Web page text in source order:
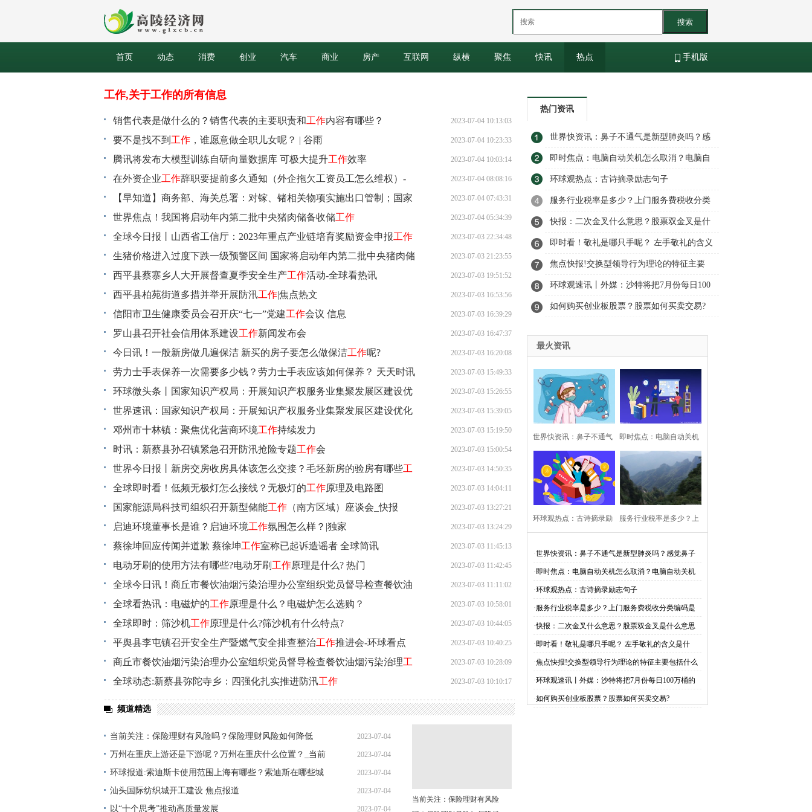
搜索
首页 动态 消费 创业 汽车 商业 房产 互联网 纵横 聚焦 快讯 热点 手机版
工作,关于工作的所有信息
销售代表是做什么的？销售代表的主要职责和工作内容有哪些？ 2023-07-04 10:13:03
要不是找不到 工作 ，谁愿意做全职儿女呢？ | 谷雨 2023-07-04 10:23:33
腾讯将发布大模型训练自研向量数据库 可极大提升工作效率 2023-07-04 10:03:14
在外资企业工作辞职要提前多久通知（外企拖欠工资员工怎么维权）-
天天百事通
2023-07-04 08:08:16
【早知道】商务部、海关总署：对镓、锗相关物项实施出口管制；国家
将启动年内第二批中央猪肉储备收储工作
2023-07-04 07:43:31
世界焦点！我国将启动年内第二批中央猪肉储备收储工作 2023-07-04 05:34:39
全球今日报丨山西省工信厅：2023年重点产业链培育奖励资金申报工作
进行中
2023-07-03 22:34:48
生猪价格进入过度下跌一级预警区间 国家将启动年内第二批中央猪肉储
备收储工作时快讯
2023-07-03 21:23:55
​西平县蔡寨乡人大开展督查夏季安全生产工作活动-全球看热讯 2023-07-03 19:51:52
​西平县柏苑街道多措并举开展防汛工作|焦点热文 2023-07-03 16:53:56
信阳市卫生健康委员会召开庆“七一”党建工作会议 信息 2023-07-03 16:39:29
​罗山县召开社会信用体系建设工作新闻发布会 2023-07-03 16:47:37
今日讯！一般新房做几遍保洁 新买的房子要怎么做保洁工作呢? 2023-07-03 16:20:08
劳力士手表保养一次需要多少钱？劳力士手表应该如何保养？ 天天时讯 2023-07-03 15:49:33
环球微头条丨国家知识产权局：开展知识产权服务业集聚发展区建设优
化升级工作
2023-07-03 15:26:55
世界速讯：国家知识产权局：开展知识产权服务业集聚发展区建设优化
升级工作
2023-07-03 15:39:05
邓州市十林镇：聚焦优化营商环境工作持续发力 2023-07-03 15:19:50
时讯：新蔡县孙召镇紧急召开防汛抢险专题工作会 2023-07-03 15:00:54
世界今日报丨新房交房收房具体该怎么交接？毛坯新房的验房有哪些工
作？
2023-07-03 14:50:35
全球即时看！低频无极灯怎么接线？无极灯的工作原理及电路图 2023-07-03 14:04:11
国家能源局科技司组织召开新型储能工作 （南方区域）座谈会_快报 2023-07-03 13:27:21
启迪环境董事长是谁？启迪环境工作氛围怎么样？|独家 2023-07-03 13:24:29
蔡徐坤回应传闻并道歉 蔡徐坤工作室称已起诉造谣者 全球简讯 2023-07-03 11:45:13
电动牙刷的使用方法有哪些?电动牙刷 工作原理是什么? 热门 2023-07-03 11:42:45
全球今日讯！商丘市餐饮油烟污染治理办公室组织党员督导检查餐饮油
烟污染治理 工作
2023-07-03 11:11:02
全球看热讯：电磁炉的工作原理是什么？电磁炉怎么选购？ 2023-07-03 10:58:01
全球即时：筛沙机工作原理是什么?筛沙机有什么特点? 2023-07-03 10:44:05
平舆县李屯镇召开安全生产暨燃气安全排查整治工作推进会-环球看点 2023-07-03 10:40:25
商丘市餐饮油烟污染治理办公室组织党员督导检查餐饮油烟污染治理工
作|重点聚焦
2023-07-03 10:28:09
全球动态:新蔡县弥陀寺乡：四强化扎实推进防汛工作 2023-07-03 10:10:17
频道精选
当前关注：保险理财有风险吗？保险理财风险如何降低 2023-07-04
10:34:40
万州在重庆上游还是下游呢？万州在重庆什么位置？_当前
快报
2023-07-04
10:40:10
环球报道:索迪斯卡使用范围上海有哪些？索迪斯在哪些城
市可以用？
2023-07-04
10:43:42
汕头国际纺织城开工建设 焦点报道 2023-07-04
10:31:09
以“十个思考”推动高质量发展 2023-07-04
当前关注：保险理财有风险
热门资讯
世界快资讯：鼻子不通气是新型肺炎吗？感
觉鼻子不通气呼吸困难怎么办？
即时焦点：电脑自动关机怎么取消？电脑自
动关机怎么设置？
环球观热点：古诗摘录励志句子
服务行业税率是多少？上门服务费税收分类
编码是多少？|全球新消息
快报：二次金叉什么意思？股票双金叉是什
么意思
即时看！敬礼是哪只手呢？ 左手敬礼的含义
是什么？
焦点快报!交换型领导行为理论的特征主要
包括什么内容? 交换型领导行为对员工的影
响有哪些内容？
环球观速讯丨外媒：沙特将把7月份每日100
万桶的自愿石油减产延长到8月份
如何购买创业板股票？股票如何买卖交易?
最火资讯
世界快资讯：鼻子不通气
是新型肺炎吗？感觉鼻子
不通气呼吸困难怎么办？
即时焦点：电脑自动关机
怎么取消？电脑自动关机
怎么设置？
环球观热点：古诗摘录励 服务行业税率是多少？上
多少？|全球新消息
·世界快资讯：鼻子不通气是新型肺炎吗？感觉鼻子
不通气呼吸困难怎么办？
·即时焦点：电脑自动关机怎么取消？电脑自动关机
怎么设置？
·环球观热点：古诗摘录励志句子
·服务行业税率是多少？上门服务费税收分类编码是
多少？|全球新消息
·快报：二次金叉什么意思？股票双金叉是什么意思
·即时看！敬礼是哪只手呢？ 左手敬礼的含义是什
么？
·焦点快报!交换型领导行为理论的特征主要包括什么
内容? 交换型领导行为对员工的影响有哪些内容？
·环球观速讯丨外媒：沙特将把7月份每日100万桶的
自愿石油减产延长到8月份
·如何购买创业板股票？股票如何买卖交易?